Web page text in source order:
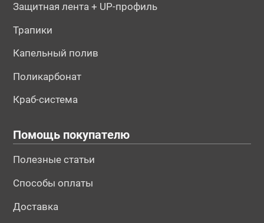
Защитная лента + UP-профиль
Трапики
Капельный полив
Поликарбонат
Краб-система
Помощь покупателю
Полезные статьи
Способы оплаты
Доставка